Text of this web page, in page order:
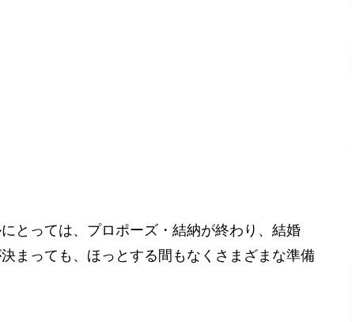
とっては、プロポーズ・結納が終わり、結婚
まっても、ほっとする間もなくさまざまな準備